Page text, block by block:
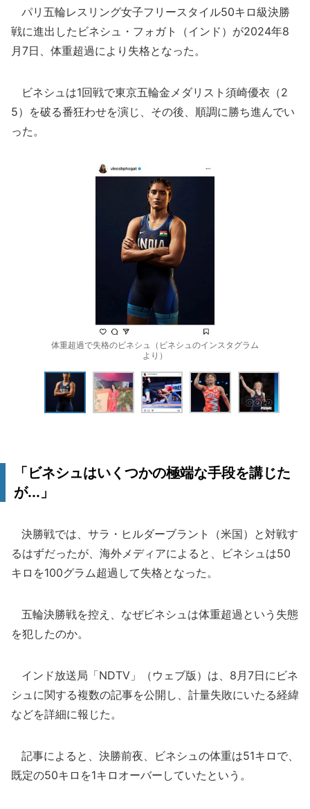
パリ五輪レスリング女子フリースタイル50キロ級決勝
戦に進出したビネシュ・フォガト（インド）が2024年8
月7日、体重超過により失格となった。
ビネシュは1回戦で東京五輪金メダリスト須崎優衣（2
5）を破る番狂わせを演じ、その後、順調に勝ち進んでい
った。
体重超過で失格のビネシュ（ビネシュのインスタグラム
より）
「ビネシュはいくつかの極端な手段を講じた
が...」
決勝戦では、サラ・ヒルダーブラント（米国）と対戦す
るはずだったが、海外メディアによると、ビネシュは50
キロを100グラム超過して失格となった。
五輪決勝戦を控え、なぜビネシュは体重超過という失態
を犯したのか。
インド放送局「NDTV」（ウェブ版）は、8月7日にビネ
シュに関する複数の記事を公開し、計量失敗にいたる経緯
などを詳細に報じた。
記事によると、決勝前夜、ビネシュの体重は51キロで、
既定の50キロを1キロオーバーしていたという。